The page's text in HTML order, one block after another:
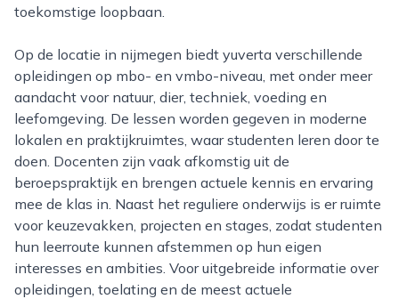
toekomstige loopbaan.
Op de locatie in nijmegen biedt yuverta verschillende
opleidingen op mbo- en vmbo-niveau, met onder meer
aandacht voor natuur, dier, techniek, voeding en
leefomgeving. De lessen worden gegeven in moderne
lokalen en praktijkruimtes, waar studenten leren door te
doen. Docenten zijn vaak afkomstig uit de
beroepspraktijk en brengen actuele kennis en ervaring
mee de klas in. Naast het reguliere onderwijs is er ruimte
voor keuzevakken, projecten en stages, zodat studenten
hun leerroute kunnen afstemmen op hun eigen
interesses en ambities. Voor uitgebreide informatie over
opleidingen, toelating en de meest actuele